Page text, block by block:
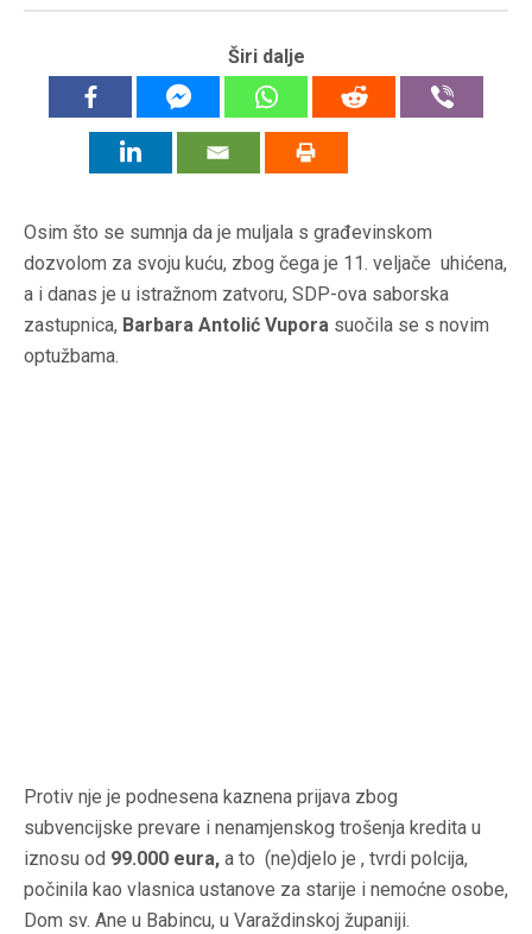
Širi dalje
Osim što se sumnja da je muljala s građevinskom
dozvolom za svoju kuću, zbog čega je 11. veljače uhićena,
a i danas je u istražnom zatvoru, SDP-ova saborska
zastupnica, Barbara Antolić Vupora suočila se s novim
optužbama.
Protiv nje je podnesena kaznena prijava zbog
subvencijske prevare i nenamjenskog trošenja kredita u
iznosu od 99.000 eura, a to (ne)djelo je , tvrdi polcija,
počinila kao vlasnica ustanove za starije i nemoćne osobe,
Dom sv. Ane u Babincu, u Varaždinskoj županiji.